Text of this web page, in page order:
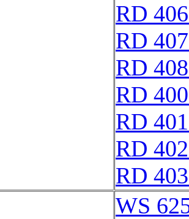
RD
RD
RD
RD
RD
RD
RD
WS